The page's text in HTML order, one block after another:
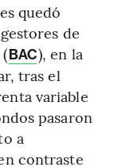
quedó
de
BAC), en la
tras el
variable
pasaron
a
contraste